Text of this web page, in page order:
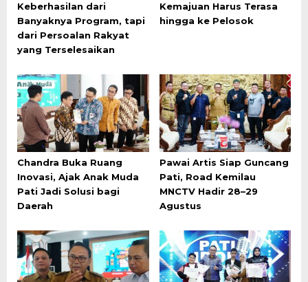
Keberhasilan dari
Banyaknya Program, tapi
dari Persoalan Rakyat
yang Terselesaikan
Kemajuan Harus Terasa
hingga ke Pelosok
Chandra Buka Ruang
Inovasi, Ajak Anak Muda
Pati Jadi Solusi bagi
Daerah
Pawai Artis Siap Guncang
Pati, Road Kemilau
MNCTV Hadir 28–29
Agustus